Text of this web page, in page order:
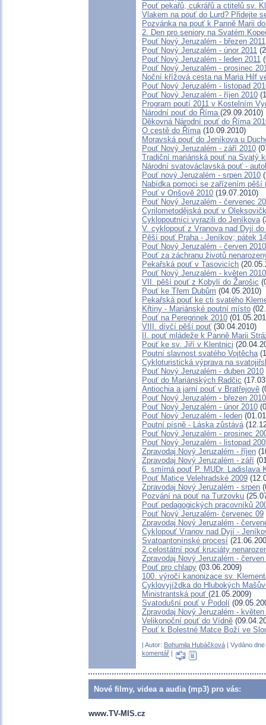
Pouť pekařů, cukrářů a ctitelů sv.
Vlakem na pouť do Lurd? Přidejte
Pozvánka na pouť k Panně Marii
2. Den pro seniory na Svatém
Pouť Nový Jeruzalém - březen 2011
Pouť Nový Jeruzalém - únor 2011
Pouť Nový Jeruzalém - leden 2011
Pouť Nový Jeruzalém - prosinec
Noční křížová cesta na Maria Hilf
Pouť Nový Jeruzalém - listopad
Pouť Nový Jeruzalém - říjen 2010
Program poutí 2011 v Kostelním
Národní pouť do Říma (29.09.2010)
Děkovná Národní pouť do Říma
O cestě do Říma(10.09.2010)
Moravská pouť do Jeníkova u
Pouť Nový Jeruzalém - září 2010
Tradiční mariánská pouť na Svatý
Národní svatováclavská pouť -
Pouť nový Jeruzalém - srpen 2010
Nabídka pomoci se zařízením
Pouť v Onšově 2010 (19.07.2010)
Pouť Nový Jeruzalém - červenec
Cyrilometodějská pouť v
Cyklopoutníci vyrazili do Jeníkova
V. cyklopouť z Vranova nad Dyjí
Pěší pouť Praha - Jeníkov; pátek
Pouť Nový Jeruzalém - červen 2010
Pouť za záchranu životů
Pekařská pouť v Tasovicích
Pouť Nový Jeruzalém - květen 2010
VII. pěší pouť z Kobylí do Žarošic
Pouť ke Třem Dubům (04.05.2010)
Pekařská pouť ke cti svatého
Křtiny - Mariánské poutní místo
Pouť na Peregrinek 2010
VIII. dívčí pěší pouť (30.04.2010)
II. pouť mládeže k Panně Marii
Pouť ke sv. Jiří v Klentnici
Poutní slavnost svatého Vojtěcha
Cykloturistická výprava na
Pouť Nový Jeruzalém - duben 2010
Pouť do Mariánských Radčic
Antiochia a jarní pouť v Bratřejově
Pouť Nový Jeruzalém - březen 2010
Pouť Nový Jeruzalém - únor 2010
Pouť Nový Jeruzalém - leden
Poutní písně - Láska zůstává
Pouť Nový Jeruzalém - prosinec
Pouť Nový Jeruzalém - listopad
Zpravodaj Nový Jeruzalém - říjen
Zpravodaj Nový Jeruzalém - září
6. smírná pouť P. MUDr. Ladislava
Pouť Matice Velehradské 2009
Zpravodaj Nový Jeruzalém - srpen
Pozvání na pouť na Turzovku
Pouť pedagogických pracovníků
Pouť Nový Jeruzalém- červenec 09
Zpravodaj Nový Jeruzalém -
Cyklopouť Vranov nad Dyjí -
Svatoantonínské procesí
2.celostátní pouť kruciáty
Zpravodaj Nový Jeruzalém - červen
Pouť pro chlapy (03.06.2009)
100. výročí kanonizace sv.
Cyklovyjíždka do Hlubokých
Ministrantská pouť (21.05.2009)
Svatodušní pouť v Podolí
Zpravodaj Nový Jeruzalém - květen
Velikonoční pouť do Vídně
Pouť k Bolestné Matce Boží ve
| Autor: Bohumila Hubáčková | Vydáno
komentář |
Nové filmy, videa a audia (mp3) pro vás:
www.TV-MIS.cz